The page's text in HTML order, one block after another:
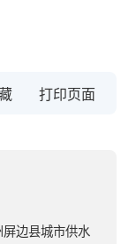
边县城市供水